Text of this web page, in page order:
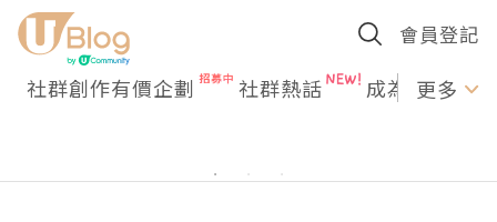
會員登記
社群創作有價企劃 社群熱話 成為U更多